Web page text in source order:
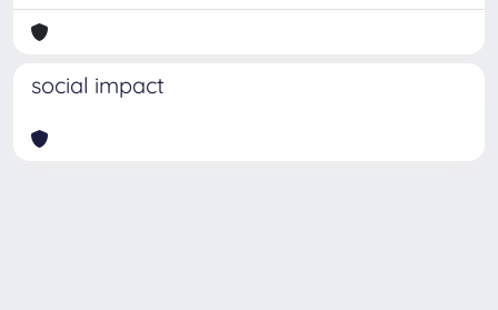
social impact